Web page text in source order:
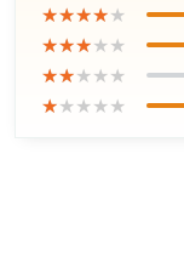
★★★★★
★★★★★
★★★★★
★★★★★
★★★★★
★★★★★
★★★★★
★★★★★
★★★★★
★★★★★
★★★★★
★★★★★